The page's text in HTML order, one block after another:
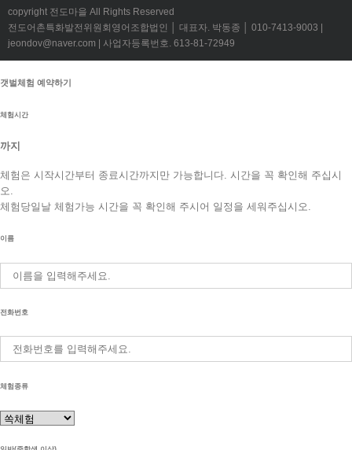
copyright 전도마을 All Rights Reserved
전도어촌특화발전위원회영어조합법인 │ 대표자. 박동종 │ 010-7413-9003 |
jeondov@naver.com | 사업자등록번호. 613-81-72949
갯벌체험 예약하기
체험시간
까지
체험은 시작시간부터 종료시간까지만 가능합니다. 시간을 꼭 확인해 주십시
오.
체험당일날 체험가능 시간을 꼭 확인해 주시어 일정을 세워주십시오.
이름
전화번호
체험종류